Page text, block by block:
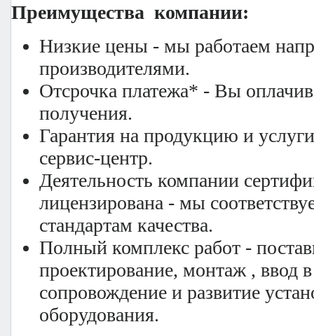
Преимущества компании:
Низкие цены - мы работаем
производителями.
Отсрочка платежа* - Вы
получения.
Гарантия на продукцию и
сервис-центр.
Деятельность компании
лицензирована - мы
стандартам качества.
Полный комплекс работ -
проектирование, монтаж , ввод
сопровождение и развитие
оборудования.